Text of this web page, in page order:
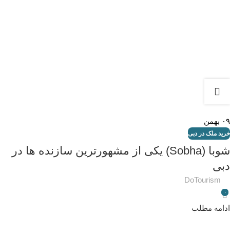
۰۹ بهمن
خرید ملک در دبی
شوبا (Sobha) یکی از مشهورترین سازنده ها در
دبی
DoTourism
۰
ادامه مطلب